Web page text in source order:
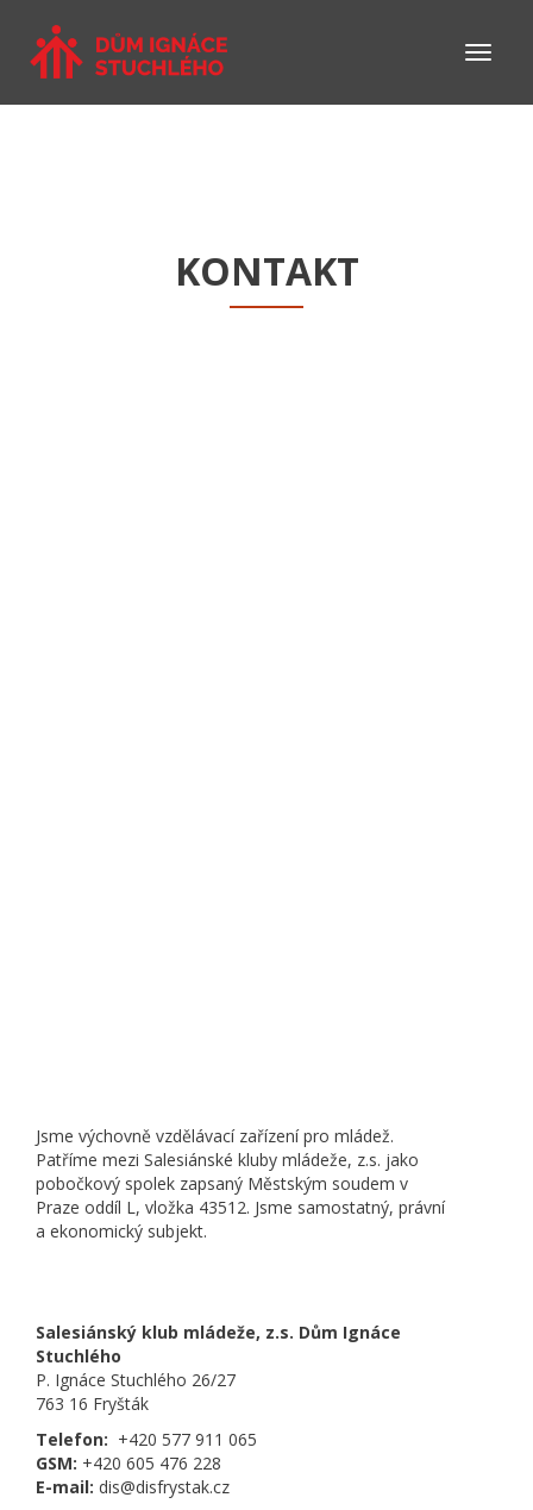
KONTAKT
Jsme výchovně vzdělávací zařízení pro mládež.
Patříme mezi Salesiánské kluby mládeže, z.s. jako
pobočkový spolek zapsaný Městským soudem v
Praze oddíl L, vložka 43512. Jsme samostatný, právní
a ekonomický subjekt.
Salesiánský klub mládeže, z.s. Dům Ignáce
Stuchlého
P. Ignáce Stuchlého 26/27
763 16 Fryšták
Telefon: +420 577 911 065
GSM: +420 605 476 228
E-mail: dis@disfrystak.cz